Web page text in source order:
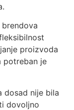
proizvoda
potreban je
dosad nije bila
dovoljno